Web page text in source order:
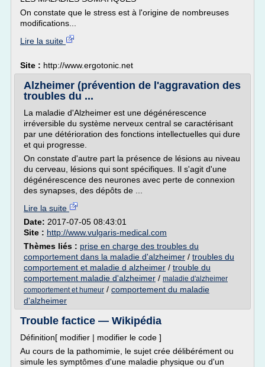
On constate que le stress est à l'origine de nombreuses
modifications...
Lire la suite
Site : http://www.ergotonic.net
Alzheimer (prévention de l'aggravation des
troubles du ...
La maladie d'Alzheimer est une dégénérescence
irréversible du système nerveux central se caractérisant
par une détérioration des fonctions intellectuelles qui dure
et qui progresse.
On constate d'autre part la présence de lésions au niveau
du cerveau, lésions qui sont spécifiques. Il s'agit d'une
dégénérescence des neurones avec perte de connexion
des synapses, des dépôts de ...
Lire la suite
Date: 2017-07-05 08:43:01
Site : http://www.vulgaris-medical.com
Thèmes liés : prise en charge des troubles du
comportement dans la maladie d'alzheimer / troubles du
comportement et maladie d alzheimer / trouble du
comportement maladie d'alzheimer / maladie d'alzheimer
comportement et humeur / comportement du maladie
d'alzheimer
Trouble factice — Wikipédia
Définition[ modifier | modifier le code ]
Au cours de la pathomimie, le sujet crée délibérément ou
simule les symptômes d'une maladie physique ou d'un